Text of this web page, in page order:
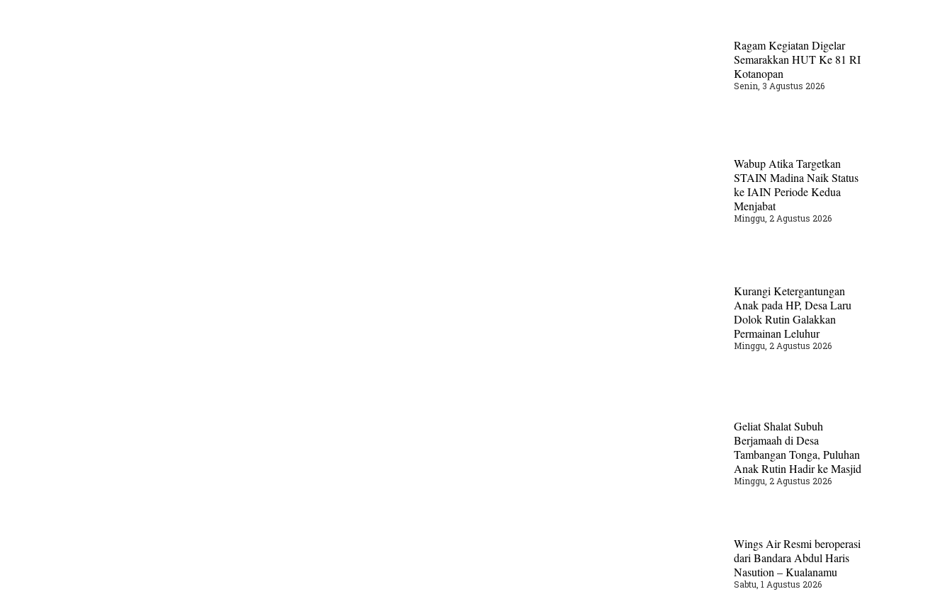
Ragam Kegiatan Digelar
Semarakkan HUT Ke 81 RI
Kotanopan
Senin, 3 Agustus 2026
Wabup Atika Targetkan
STAIN Madina Naik Status
ke IAIN Periode Kedua
Menjabat
Minggu, 2 Agustus 2026
Kurangi Ketergantungan
Anak pada HP, Desa Laru
Dolok Rutin Galakkan
Permainan Leluhur
Minggu, 2 Agustus 2026
Geliat Shalat Subuh
Berjamaah di Desa
Tambangan Tonga, Puluhan
Anak Rutin Hadir ke Masjid
Minggu, 2 Agustus 2026
Wings Air Resmi beroperasi
dari Bandara Abdul Haris
Nasution – Kualanamu
Sabtu, 1 Agustus 2026